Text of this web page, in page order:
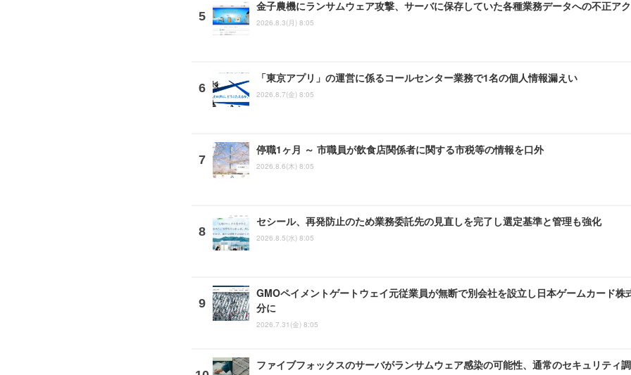
金子農機にランサムウェア攻撃、サーバに保存していた各種業務データへの不正ア
2026.8.3(月) 8:05
「東京アプリ」の運営に係るコールセンター業務で1名の個人情報漏えい
2026.8.7(金) 8:05
停職1ヶ月 ～ 市職員が飲食店関係者に関する市税等の情報を口外
2026.8.6(木) 8:05
セシール、再発防止のため業務委託先の見直しを完了し選定基準と管理も強化
2026.8.5(水) 8:05
GMOペイメントゲートウェイ元従業員が無断で別会社を設立し日本ゲームカード株
分に
2026.7.31(金) 8:05
ファイブフォックスのサーバがランサムウェア感染の可能性、通常のセキュリティ